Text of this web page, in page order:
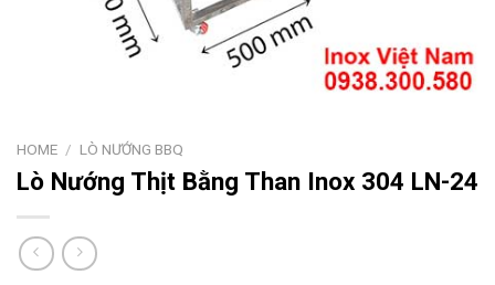
HOME / LÒ NƯỚNG BBQ
Lò Nướng Thịt Bằng Than Inox 304 LN-24